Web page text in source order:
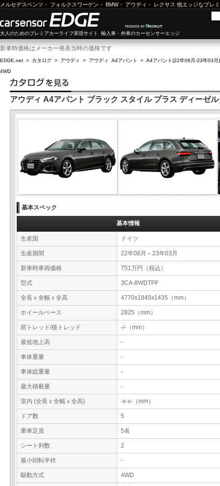
メルセデスベンツ ・ フォルクスワーゲン ・ BMW・ アウディ ・ レクサス 他エッジなプレ
大人のためのプレミアカーライフ実現サイト 輸入車・外車のカーセンサーエッジ
新車時価格はメーカー発表当時の価格です
EDGE.net > カタログ > アウディ > アウディ A4アバント > A4アバント(22年08月-23年03月)
4WD
アウディ A4アバント ブラック スタイル プラス ディーゼ
基本スペック
基本情報
生産国 ドイツ
生産期間 22年08月～23年03月
新車時車両価格 751万円（税込）
型式 3CA-8WDTPF
全長ｘ全幅ｘ全高 4770x1845x1435（mm）
ホイールベース 2825（mm）
前トレッド/後トレッド -/-（mm）
最低地上高 -
車体重量 -
車体総重量 -
最大積載量 -
室内 (全長ｘ全幅ｘ全高) -x-x-（mm）
ドア数 5
乗車定員 5名
シート列数 2
最小回転半径 -
駆動方式 4WD